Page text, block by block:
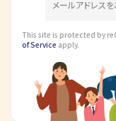
This site is protected by
of Service apply.